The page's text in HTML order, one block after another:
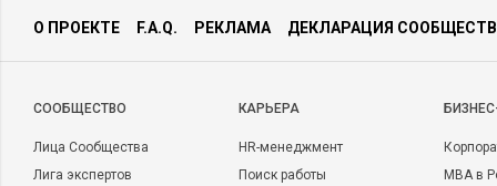
О ПРОЕКТЕ F.A.Q. РЕКЛАМА ДЕКЛАРАЦИЯ
CООБЩЕСТВО
Лица Сообщества
Лига экспертов
КАРЬЕРА
HR-менеджмент
Поиск работы
MBA в